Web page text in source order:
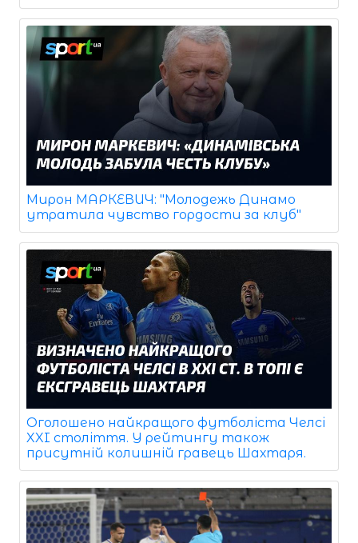
Мирон МАРКЕВИЧ: "Молодежь Динамо
утратила чувство гордости за клуб"
Оголошено найкращого футболіста Челсі
XXI століття. У рейтингу також
присутній колишній гравець Шахтаря.